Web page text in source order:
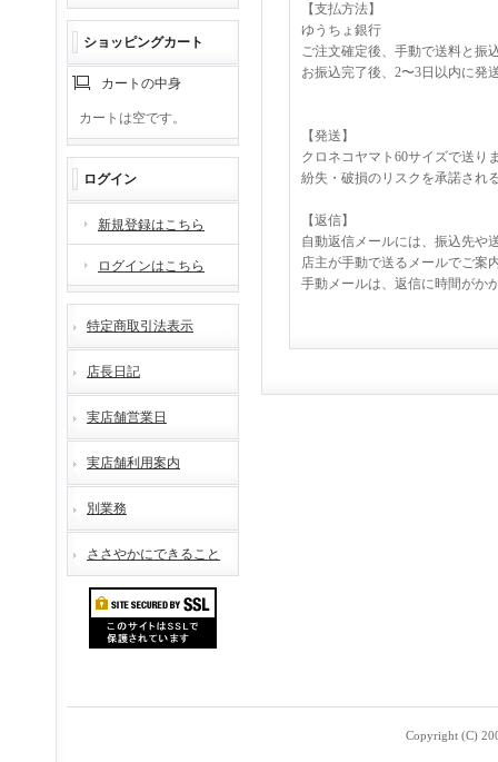
ショッピングカート
カートの中身
カートは空です。
ログイン
新規登録はこちら
ログインはこちら
特定商取引法表示
店長日記
実店舗営業日
実店舗利用案内
別業務
ささやかにできること
【支払方法】
ゆうちょ銀行
ご注文確定後、手動で送料と振
お振込完了後、2〜3日以内に発
【発送】
クロネコヤマト60サイズで送り
紛失・破損のリスクを承諾され
【返信】
自動返信メールには、振込先や
店主が手動で送るメールでご案
手動メールは、返信に時間がか
Copyright (C)